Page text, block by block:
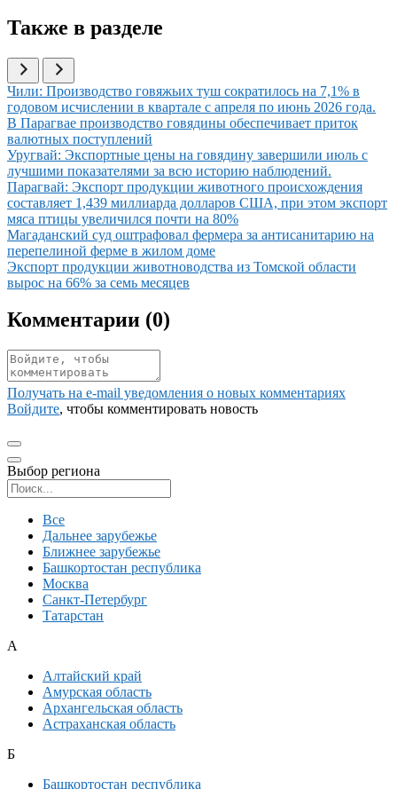
Также в разделе
Иллюстрация новости
Чили: Производство говяжьих туш сократилось на 7,1% в
годовом исчислении в квартале с апреля по июнь 2026 года.
Иллюстрация новости
В Парагвае производство говядины обеспечивает приток
валютных поступлений
Иллюстрация новости
Уругвай: Экспортные цены на говядину завершили июль с
лучшими показателями за всю историю наблюдений.
Иллюстрация новости
Парагвай: Экспорт продукции животного происхождения
составляет 1,439 миллиарда долларов США, при этом экспорт
мяса птицы увеличился почти на 80%
Иллюстрация новости
Магаданский суд оштрафовал фермера за антисанитарию на
перепелиной ферме в жилом доме
Иллюстрация новости
Экспорт продукции животноводства из Томской области
вырос на 66% за семь месяцев
Комментарии (0)
Получать на e‑mail уведомления о новых комментариях
Войдите, чтобы комментировать новость
Выбор региона
Все
Дальнее зарубежье
Ближнее зарубежье
Башкортостан республика
Москва
Санкт-Петербург
Татарстан
А
Алтайский край
Амурская область
Архангельская область
Астраханская область
Б
Башкортостан республика